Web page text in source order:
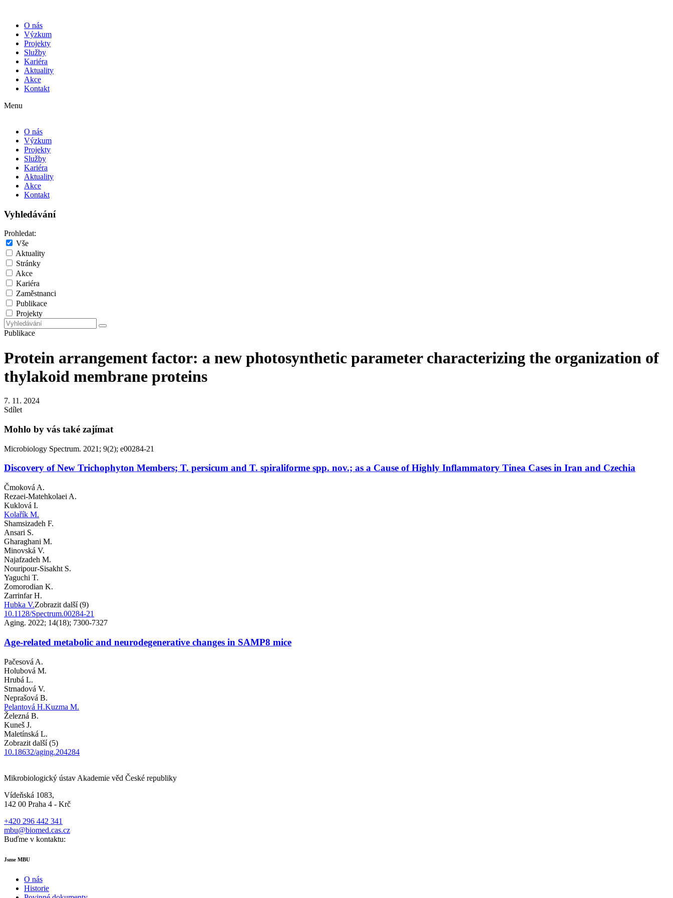
O nás
Výzkum
Projekty
Služby
Kariéra
Aktuality
Akce
Kontakt
Menu
O nás
Výzkum
Projekty
Služby
Kariéra
Aktuality
Akce
Kontakt
Vyhledávání
Prohledat:
Vše
Aktuality
Stránky
Akce
Kariéra
Zaměstnanci
Publikace
Projekty
Publikace
Protein arrangement factor: a new photosynthetic parameter characterizing the organization of
thylakoid membrane proteins
7. 11. 2024
Sdílet
Mohlo by vás také zajímat
Microbiology Spectrum. 2021; 9(2); e00284-21
Discovery of New Trichophyton Members; T. persicum and T. spiraliforme spp. nov.; as a Cause of Highly Inflammatory Tinea Cases in Iran and Czechia
Čmoková A.
Rezaei-Matehkolaei A.
Kuklová I.
Kolařík M.
Shamsizadeh F.
Ansari S.
Gharaghani M.
Minovská V.
Najafzadeh M.
Nouripour-Sisakht S.
Yaguchi T.
Zomorodian K.
Zarrinfar H.
Hubka V.Zobrazit další (9)
10.1128/Spectrum.00284-21
Aging. 2022; 14(18); 7300-7327
Age-related metabolic and neurodegenerative changes in SAMP8 mice
Pačesová A.
Holubová M.
Hrubá L.
Strnadová V.
Neprašová B.
Pelantová H.Kuzma M.
Železná B.
Kuneš J.
Maletínská L.
Zobrazit další (5)
10.18632/aging.204284
Mikrobiologický ústav Akademie věd České republiky
Vídeňská 1083,
142 00 Praha 4 - Krč
+420 296 442 341
mbu@biomed.cas.cz
Buďme v kontaktu:
Jsme MBU
O nás
Historie